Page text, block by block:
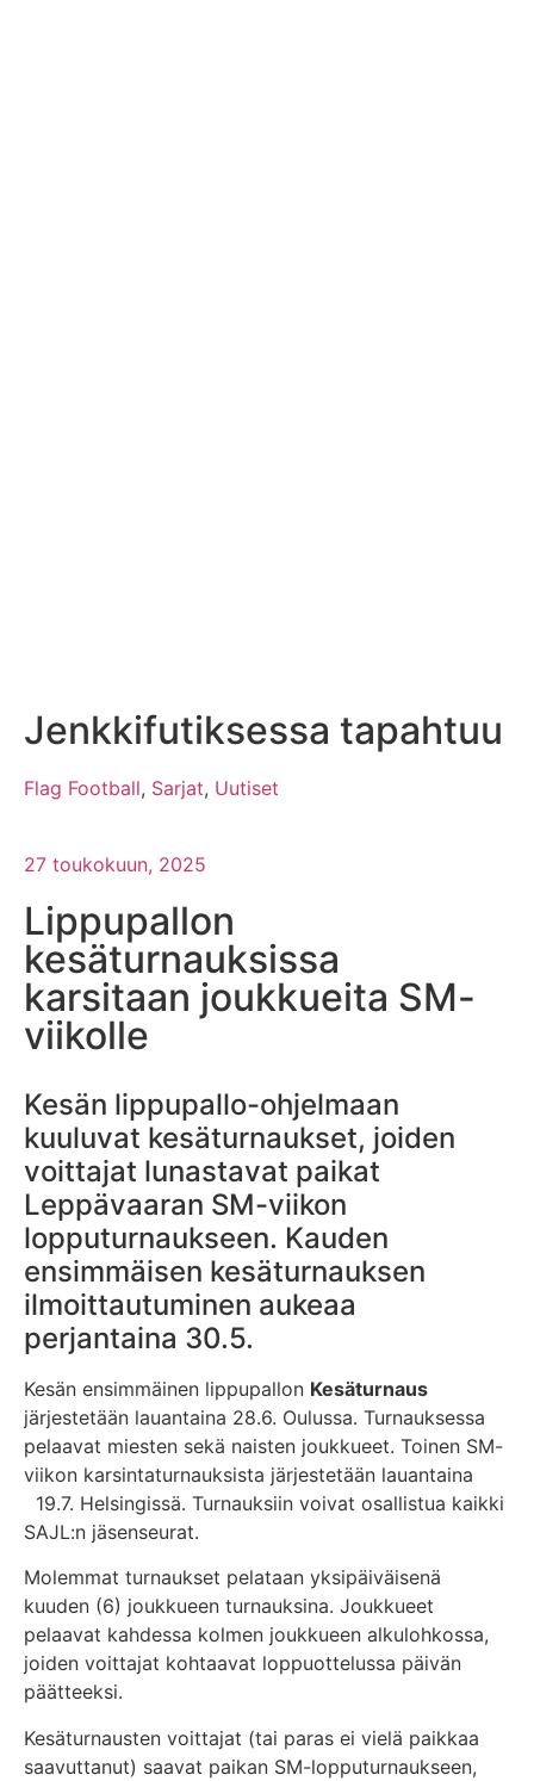
Jenkkifutiksessa tapahtuu
Flag Football, Sarjat, Uutiset
27 toukokuun, 2025
Lippupallon
kesäturnauksissa
karsitaan joukkueita SM-
viikolle
Kesän lippupallo-ohjelmaan
kuuluvat kesäturnaukset, joiden
voittajat lunastavat paikat
Leppävaaran SM-viikon
lopputurnaukseen. Kauden
ensimmäisen kesäturnauksen
ilmoittautuminen aukeaa
perjantaina 30.5.
Kesän ensimmäinen lippupallon Kesäturnaus
järjestetään lauantaina 28.6. Oulussa. Turnauksessa
pelaavat miesten sekä naisten joukkueet. Toinen SM-
viikon karsintaturnauksista järjestetään lauantaina
19.7. Helsingissä. Turnauksiin voivat osallistua kaikki
SAJL:n jäsenseurat.
Molemmat turnaukset pelataan yksipäiväisenä
kuuden (6) joukkueen turnauksina. Joukkueet
pelaavat kahdessa kolmen joukkueen alkulohkossa,
joiden voittajat kohtaavat loppuottelussa päivän
päätteeksi.
Kesäturnausten voittajat (tai paras ei vielä paikkaa
saavuttanut) saavat paikan SM-lopputurnaukseen,